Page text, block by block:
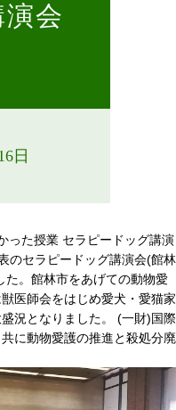
演会
日
った授業 セラピードッグ講演
のセラピードッグ講演会(館林
た。館林市をあげての動物愛
医師会をはじめ愛犬・愛猫家
況となりました。 (一財)国際
に動物愛護の推進と殺処分廃